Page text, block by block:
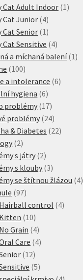
produktů
Cat Adult Indoor 1 1
Cat Junior 44
produkty
Cat Senior 1 1
produkt
Cat Sensitive 44
produkty
a míchaná balení 1 1
100100
produktů
a intolerance 66
hygiena 66
produktů
problémy 1717
produktů
problémy 2424
produktů
& Diabetes 2222
22
produkty
s játry 22
produkty
s klouby 33
produkty
se štítnou žlázou 44
9797
produktů
control 44
1010
produktů
Grain 44
produkty
Care 44
1212
produktů
55